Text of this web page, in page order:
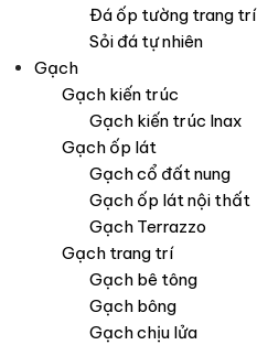
Đá ốp tường trang trí
Sỏi đá tự nhiên
Gạch
Gạch kiến trúc
Gạch kiến trúc Inax
Gạch ốp lát
Gạch cổ đất nung
Gạch ốp lát nội thất
Gạch Terrazzo
Gạch trang trí
Gạch bê tông
Gạch bông
Gạch chịu lửa